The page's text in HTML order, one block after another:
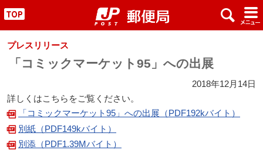
" x #
プレスリリース
「コミックマーケット95」への出展
2018年12月14日
詳しくはこちらをご覧ください。
「コミックマーケット95」への出展（PDF192kバイト）
別紙（PDF149kバイト）
別添（PDF1.39Mバイト）